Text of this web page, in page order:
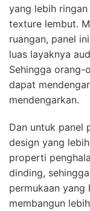
yang lebih
texture lembut.
ruangan, panel
luas layaknya
Sehingga orang-
dapat
mendengarkan.
Dan untuk panel
design yang
properti
dinding,
permukaan yang
membangun